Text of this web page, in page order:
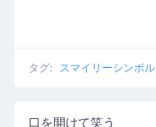
タグ: スマイリーシンボル
口を開けて笑う